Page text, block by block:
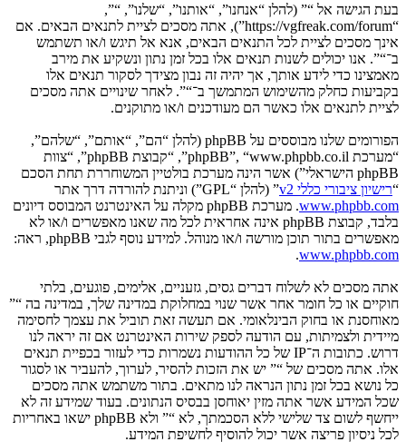
בעת הגישה אל “” (להלן “אנחנו”, “אותנו”, “שלנו”, “”,
“https://vgfreak.com/forum”), אתה מסכים לציית לתנאים הבאים. אם
אינך מסכים לציית לכל התנאים הבאים, אנא אל תיגש ו/או תשתמש
ב־“”. אנו יכולים לשנות תנאים אלו בכל זמן נתון ונשקיע את מירב
מאמצינו כדי לידע אותך, אך יהיה זה נבון מצידך לסקור תנאים אלו
בקביעות כחלק מהשימוש המתמשך ב־“”. לאחר שינויים אתה מסכים
לציית לתנאים אלו כאשר הם מעודכנים ו/או מתוקנים.
הפורומים שלנו מבוססים על phpBB (להלן “הם”, “אותם”, “שלהם”,
“מערכת phpBB”, “www.phpbb.co.il”, “קבוצת phpBB”, “צוות
phpBB הישראלי”) אשר הינה מערכת בולטיין המשוחררת תחת הסכם
“רישיון ציבורי כללי v2
” (להלן “GPL”) וניתנת להורדה דרך אתר
www.phpbb.com
. מערכת phpBB מקלה על האינטרנט המבוסס דיונים
בלבד, קבוצת phpBB אינה אחראית לכל מה שאנו מאפשרים ו/או לא
מאפשרים בתור תוכן מורשה ו/או מנוהל. למידע נוסף לגבי phpBB, ראה:
www.phpbb.com
.
אתה מסכים לא לשלוח דברים גסים, גזעניים, אלימים, פוגעים, בלתי
חוקיים או כל חומר אחר אשר שנוי במחלוקת במדינה שלך, במדינה בה “”
מאוחסנת או בחוק הבינלאומי. אם תעשה זאת תוביל את עצמך לחסימה
מיידית ולצמיתות, עם הודעה לספק שירות האינטרנט אם זה יראה לנו
דרוש. כתובות ה־IP של כל ההודעות נשמרות כדי לעזור בכפיית תנאים
אלו. אתה מסכים של “” יש את הזכות להסיר, לערוך, להעביר או לסגור
כל נושא בכל זמן נתון הנראה לנו מתאים. בתור משתמש אתה מסכים
שכל המידע אשר אתה מזין יאוחסן בבסיס הנתונים. בעוד שמידע זה לא
ייחשף לשום צד שלישי ללא הסכמתך, לא “” ולא phpBB ישאו באחריות
לכל ניסיון פריצה אשר יכול להוסיף לחשיפת המידע.